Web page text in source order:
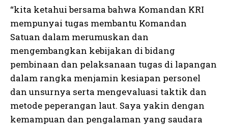
“kita ketahui bersama bahwa Komandan KRI
mempunyai tugas membantu Komandan
Satuan dalam merumuskan dan
mengembangkan kebijakan di bidang
pembinaan dan pelaksanaan tugas di lapangan
dalam rangka menjamin kesiapan personel
dan unsurnya serta mengevaluasi taktik dan
metode peperangan laut. Saya yakin dengan
kemampuan dan pengalaman yang saudara